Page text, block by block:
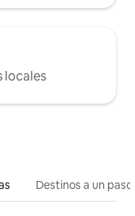
locales
Destinos a un